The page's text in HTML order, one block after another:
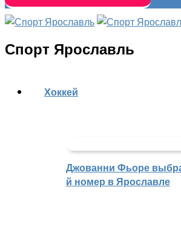
Спорт Ярославль
Хоккей
Джованни Фьоре
й номер в Ярославле